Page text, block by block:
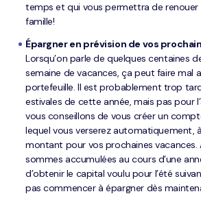
temps et qui vous permettra de renouer
famille!
Épargner en prévision de vos
Lorsqu’on parle de quelques centaines
semaine de vacances, ça peut faire mal
portefeuille. Il est probablement trop
estivales de cette année, mais pas pour
vous conseillons de vous créer un
lequel vous verserez automatiquement,
montant pour vos prochaines vacances.
sommes accumulées au cours d’une
d’obtenir le capital voulu pour l’été
pas commencer à épargner dès